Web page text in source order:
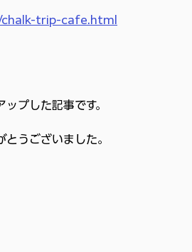
trip-cafe.html
プした記事です。
うございました。